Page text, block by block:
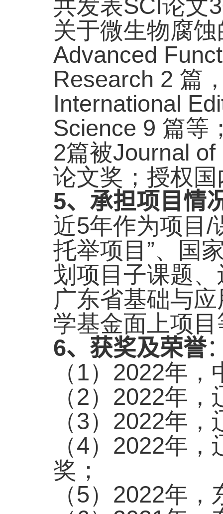
共发表SCI论文
关于微生物腐蚀
Advanced
Research 2 篇
International
Science 9 篇等
2篇被Journal of
论文奖；授权
5、承担项目情
近5年作为项目 /
托举项目”、国
划项目子课题
广东省基础与
学基金面上项目
6、获奖及荣誉
（1） 2022年，
（2） 2022年，
（3） 2022年，
（4） 2022年，
奖；
（5） 2022年，